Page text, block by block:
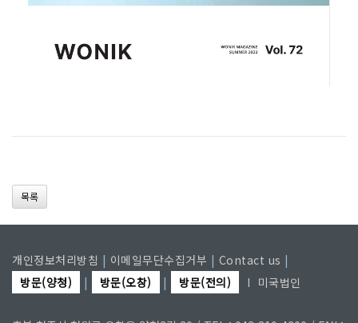
목록
개인정보처리방침 | 이메일무단수집거부 | Contact us |
방문(양청)
| 방문(오창) | 방문(전의) I 미국법인